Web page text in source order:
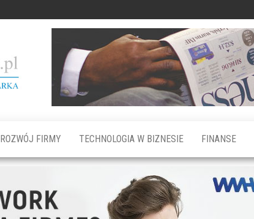
ROZWÓJ FIRMY TECHNOLOGIA W BIZNESIE FINANSE